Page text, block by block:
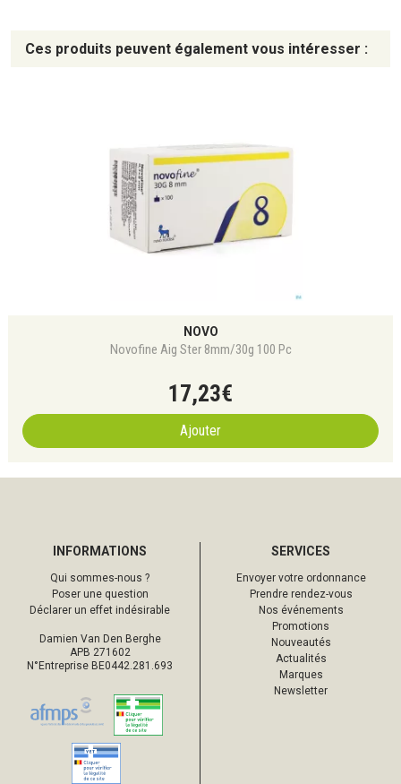
Ces produits peuvent également vous intéresser :
NOVO
Novofine Aig Ster 8mm/30g 100 Pc
17,23€
Ajouter
INFORMATIONS
Qui sommes-nous ?
Poser une question
Déclarer un effet indésirable
Damien Van Den Berghe
APB 271602
N°Entreprise BE0442.281.693
SERVICES
Envoyer votre ordonnance
Prendre rendez-vous
Nos événements
Promotions
Nouveautés
Actualités
Marques
Newsletter